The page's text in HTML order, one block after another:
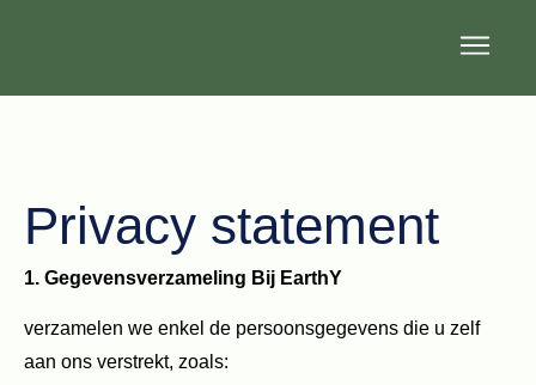
Privacy statement
1. Gegevensverzameling Bij EarthY
verzamelen we enkel de persoonsgegevens die u zelf
aan ons verstrekt, zoals: